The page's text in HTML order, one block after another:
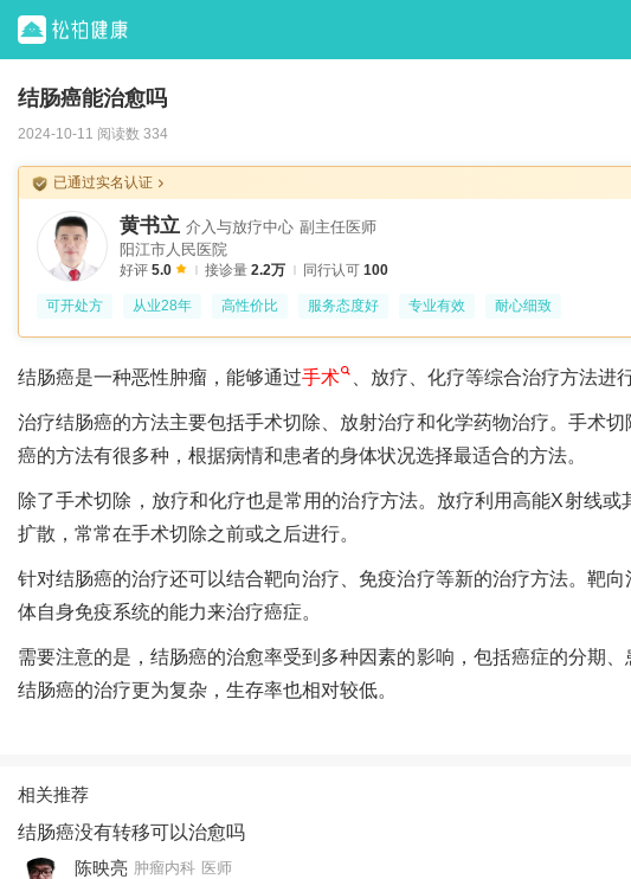
结肠癌能治愈吗
2024-10-11 阅读数 334
已通过实名认证
黄书立 介入与放疗中心 副主任医师
阳江市人民医院
好评 5.0 接诊量 2.2万 同行认可 100
可开处方 从业28年 高性价比 服务态度好 专业有效 耐心细致
结肠癌是一种恶性肿瘤，能够通过手术 、放疗、化疗等综合治疗方法进
治疗结肠癌的方法主要包括手术切除、放射治疗和化学药物治疗。手术
癌的方法有很多种，根据病情和患者的身体状况选择最适合的方法。
除了手术切除，放疗和化疗也是常用的治疗方法。放疗利用高能X射线
扩散，常常在手术切除之前或之后进行。
针对结肠癌的治疗还可以结合靶向治疗、免疫治疗等新的治疗方法。靶
体自身免疫系统的能力来治疗癌症。
需要注意的是，结肠癌的治愈率受到多种因素的影响，包括癌症的分期
结肠癌的治疗更为复杂，生存率也相对较低。
相关推荐
结肠癌没有转移可以治愈吗
陈映亮 肿瘤内科 医师